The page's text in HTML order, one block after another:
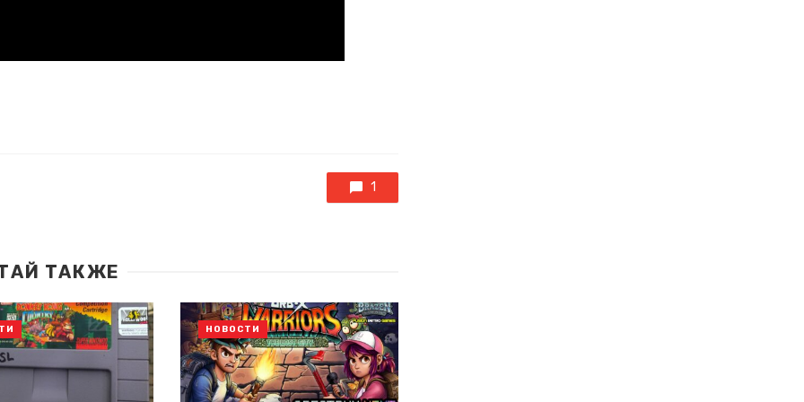
1
ТАКЖЕ
НОВОСТИ